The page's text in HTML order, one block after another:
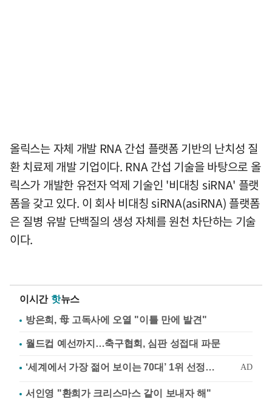
올릭스는 자체 개발 RNA 간섭 플랫폼 기반의 난치성 질
환 치료제 개발 기업이다. RNA 간섭 기술을 바탕으로 올
릭스가 개발한 유전자 억제 기술인 '비대칭 siRNA' 플랫
폼을 갖고 있다. 이 회사 비대칭 siRNA(asiRNA) 플랫폼
은 질병 유발 단백질의 생성 자체를 원천 차단하는 기술
이다.
이시간 핫뉴스
방은희, 母 고독사에 오열 "이틀 만에 발견"
월드컵 예선까지…축구협회, 심판 성접대 파문
서인영 "환희가 크리스마스 같이 보내자 해"